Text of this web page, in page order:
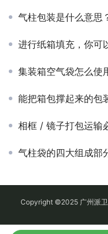
气柱包装是什么意思
进行纸箱填充，你可
集装箱空气袋怎么使
能把箱包撑起来的包
相框 / 镜子打包运输必看
气柱袋的四大组成部
Copyright ©2025 广州派卫